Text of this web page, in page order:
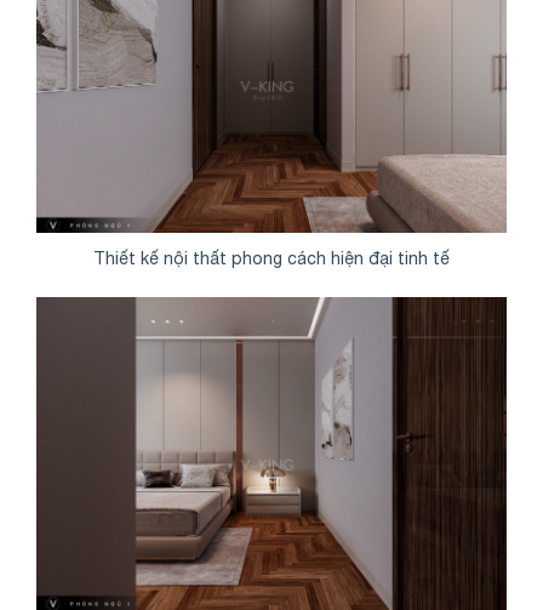
Thiết kế nội thất phong cách hiện đại tinh tế